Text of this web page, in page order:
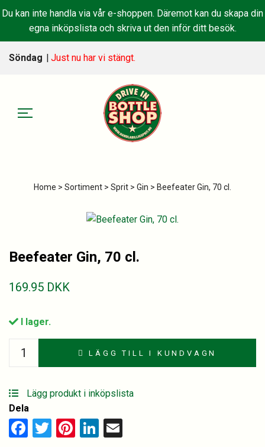
Du kan inte handla via vår e-shoppen. Däremot kan du skapa din
egna inköpslista och skriva ut den inför ditt besök.
Söndag | Just nu har vi stängt.
Home > Sortiment > Sprit > Gin > Beefeater Gin, 70 cl.
Beefeater Gin, 70 cl.
169.95 DKK
I lager.
Beefeater
cl.
quantity
LÄGG TILL I KUNDVAGN
Lägg produkt i inköpslista
Dela
Facebook
TwitterPinterest
LinkedIn